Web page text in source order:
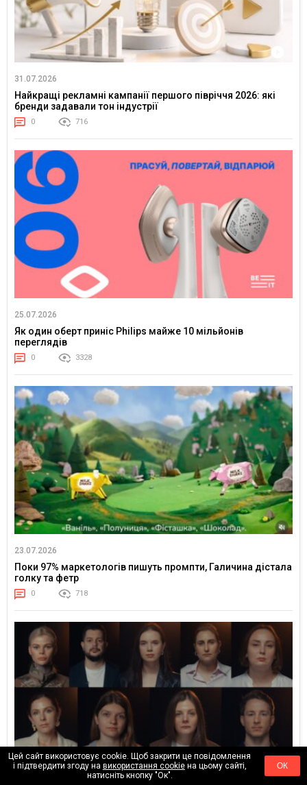
31.07.2026
Найкращі рекламні кампанії першого півріччя 2026: які
бренди задавали тон індустрії
0 716
25.07.2026
Як один оберт приніс Philips майже 10 мільйонів
переглядів
0 3328
23.07.2026
Поки 97% маркетологів пишуть промпти, Галичина дістала
голку та фетр
0 718
Цей сайт використовує cookie. Щоб закрити це повідомлення
і підтвердити згоду на використання cookieна цьому сайті,
натисніть кнопку "Ок".
ОК